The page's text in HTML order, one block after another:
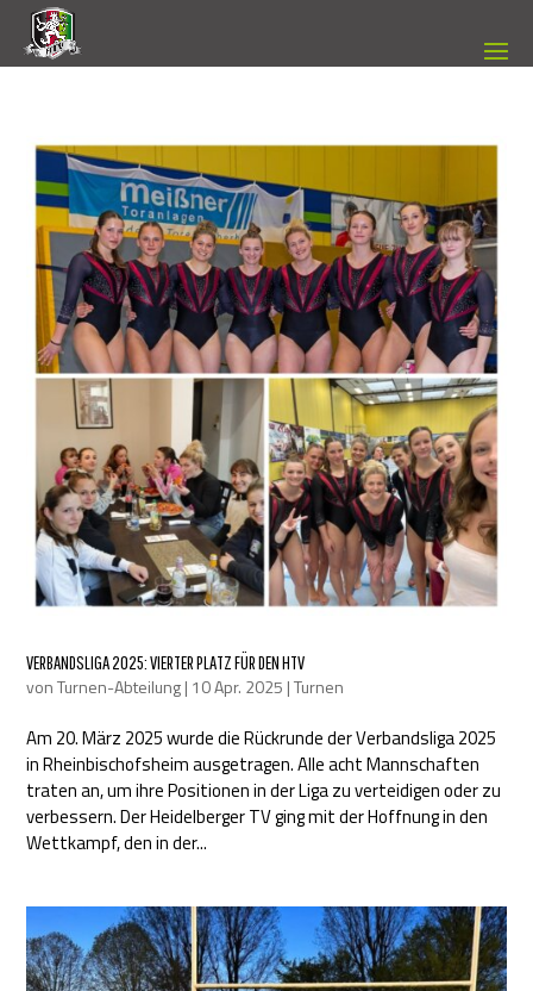
VERBANDSLIGA 2025: VIERTER PLATZ FÜR DEN HTV
vonTurnen-Abteilung| 10 Apr. 2025 |Turnen
Am 20. März 2025 wurde die Rückrunde der Verbandsliga 2025
in Rheinbischofsheim ausgetragen. Alle acht Mannschaften
traten an, um ihre Positionen in der Liga zu verteidigen oder zu
verbessern. Der Heidelberger TV ging mit der Hoffnung in den
Wettkampf, den in der...